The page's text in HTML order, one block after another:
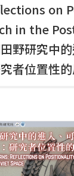
on
in the
野研究中
者位置性的